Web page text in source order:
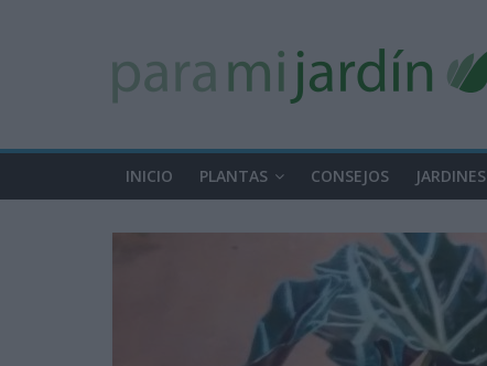
INICIO PLANTAS CONSEJOS JARDINES